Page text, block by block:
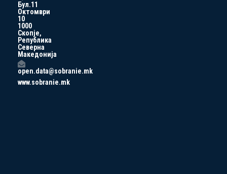
Бул.11
Октомври
10
1000
Скопје,
Република
Северна
Македонија
open.data@sobranie.mk
www.sobranie.mk